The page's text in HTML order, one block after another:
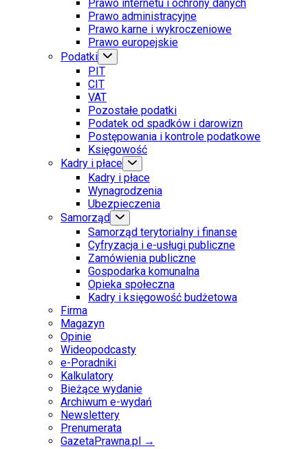
Prawo internetu i ochrony danych
Prawo administracyjne
Prawo karne i wykroczeniowe
Prawo europejskie
Podatki
PIT
CIT
VAT
Pozostałe podatki
Podatek od spadków i darowizn
Postępowania i kontrole podatkowe
Księgowość
Kadry i płace
Kadry i płace
Wynagrodzenia
Ubezpieczenia
Samorząd
Samorząd terytorialny i finanse
Cyfryzacja i e-usługi publiczne
Zamówienia publiczne
Gospodarka komunalna
Opieka społeczna
Kadry i księgowość budżetowa
Firma
Magazyn
Opinie
Wideopodcasty
e-Poradniki
Kalkulatory
Bieżące wydanie
Archiwum e-wydań
Newslettery
Prenumerata
GazetaPrawna.pl →